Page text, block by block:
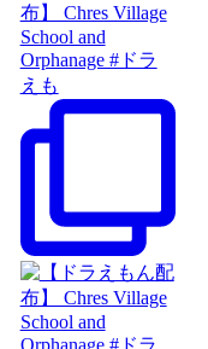
布】 Chres Village
School and
Orphanage #ドラ
えも